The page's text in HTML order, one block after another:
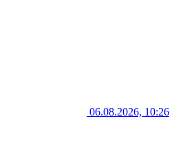
06.08.2026, 10:26